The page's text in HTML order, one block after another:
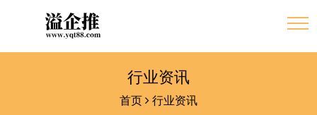
行业资讯
首页 行业资讯